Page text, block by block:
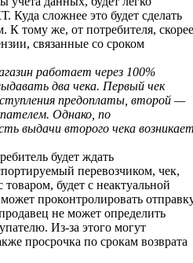
Куда сложнее это будет сделать
тому же, от потребителя, скорее
связанные со сроком
работает через 100%
два чека. Первый чек
предоплаты, второй —
Однако, по
выдачи второго чека
будет ждать
перевозчиком, чек,
будет с неактуальной
проконтролировать
не может определить
Из-за этого могут
просрочка по срокам возврата